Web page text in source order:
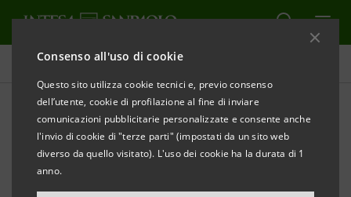
Consenso all'uso di cookie
Questo sito utilizza cookie tecnici e, previo consenso
dell’utente, cookie di profilazione al fine di inviare
comunicazioni pubblicitarie personalizzate e consente anche
l'invio di cookie di "terze parti" (impostati da un sito web
diverso da quello visitato). L'uso dei cookie ha la durata di 1
anno.
Comunicati stampa
STAMPA AGGIORNA
INTESA SANPAOLO:2024 EU-WIDE TRANSPARENCY
EXERCISE